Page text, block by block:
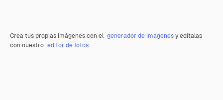
Crea tus propias imágenes con el generador de imágenesy edítalas
con nuestro editor de fotos.